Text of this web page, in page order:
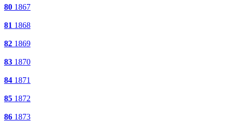
80 1867
81 1868
82 1869
83 1870
84 1871
85 1872
86 1873